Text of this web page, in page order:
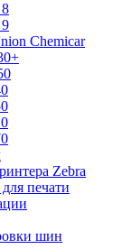
Chemicar
Zebra
печати
шин